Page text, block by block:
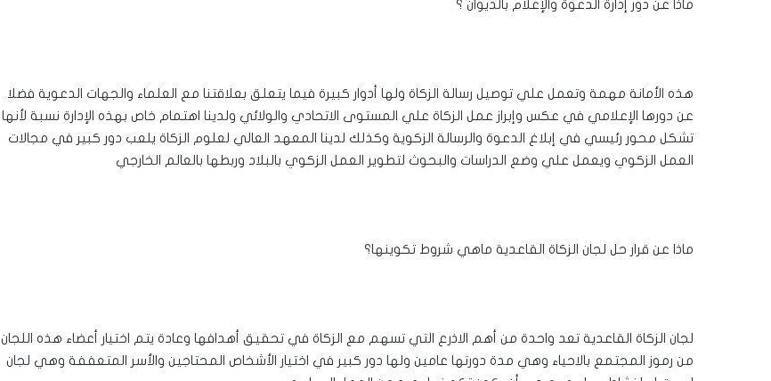
ماذا عن دور إدارة الدعوة والإعلام بالديوان ؟
هذه الأمانة مهمة وتعمل علي توصيل رسالة الزكاة ولها أدوار كبيرة فيما يتعلق بعلاقتنا مع العلماء والجهات الدعوية فضلا
عن دورها الإعلامي في عكس وإبراز عمل الزكاة علي المستوى الاتحادي والولائي ولدينا اهتمام خاص بهذه الإدارة نسبة لأنها
تشكل محور رئيسي في إبلاغ الدعوة والرسالة الزكوية وكذلك لدينا المعهد العالي لعلوم الزكاة يلعب دور كبير في مجالات
العمل الزكوي ويعمل علي وضع الدراسات والبحوث لتطوير العمل الزكوي بالبلاد وربطها بالعالم الخارجي
ماذا عن قرار حل لجان الزكاة القاعدية ماهي شروط تكوينها؟
لجان الزكاة القاعدية تعد واحدة من أهم الاذرع التي تسهم مع الزكاة في تحقيق أهدافها وعادة يتم اختيار أعضاء هذه اللجان
من رموز المجتمع بالاحياء وهي مدة دورتها عامين ولها دور كبير في اختيار الأشخاص المحتاجين والأسر المتعففة وهي لجان